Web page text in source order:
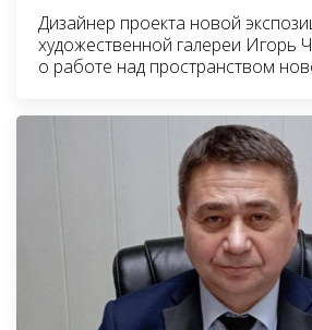
Дизайнер проекта новой
художественной галереи Игорь
о работе над пространством